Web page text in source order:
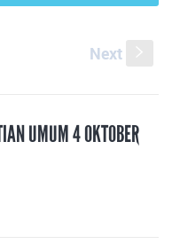
Next
UMUM 4 OKTOBER